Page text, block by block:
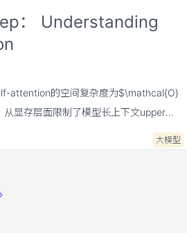
： Understanding
attention的空间复杂度为$\mathcal{O}
显存层面限制了模型长上下文upper
计算而言，需要频繁进行
HBM)和SRAM的内存读写，存在IO
复杂度降至$\mathcal{O}(T)$，减少
大模型